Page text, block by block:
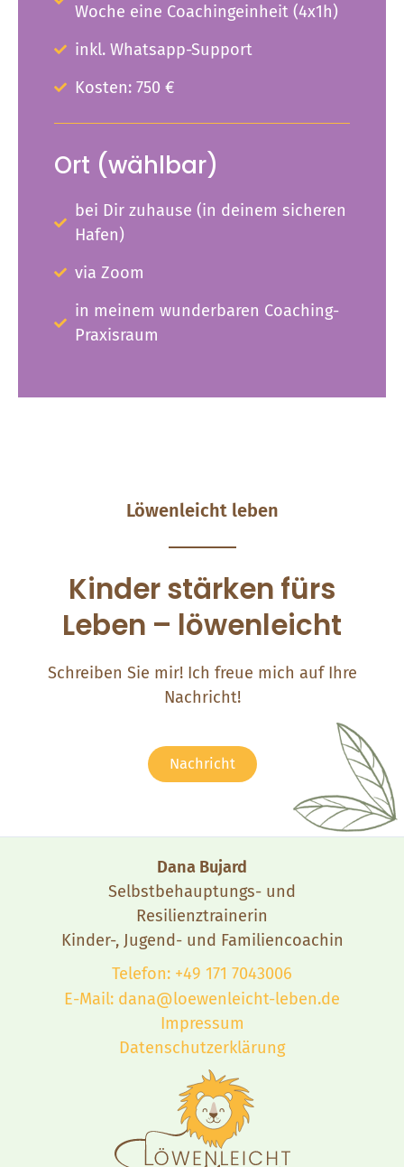
Woche eine Coachingeinheit (4x1h)
inkl. Whatsapp-Support
Kosten: 750 €
Ort (wählbar)
bei Dir zuhause (in deinem sicheren
Hafen)
via Zoom
in meinem wunderbaren Coaching-
Praxisraum
Löwenleicht leben
Kinder stärken fürs
Leben – löwenleicht
Schreiben Sie mir! Ich freue mich auf Ihre
Nachricht!
Nachricht
Dana Bujard
Selbstbehauptungs- und
Resilienztrainerin
Kinder-, Jugend- und Familiencoachin
Telefon: +49 171 7043006
E-Mail: dana@loewenleicht-leben.de
Impressum
Datenschutzerklärung